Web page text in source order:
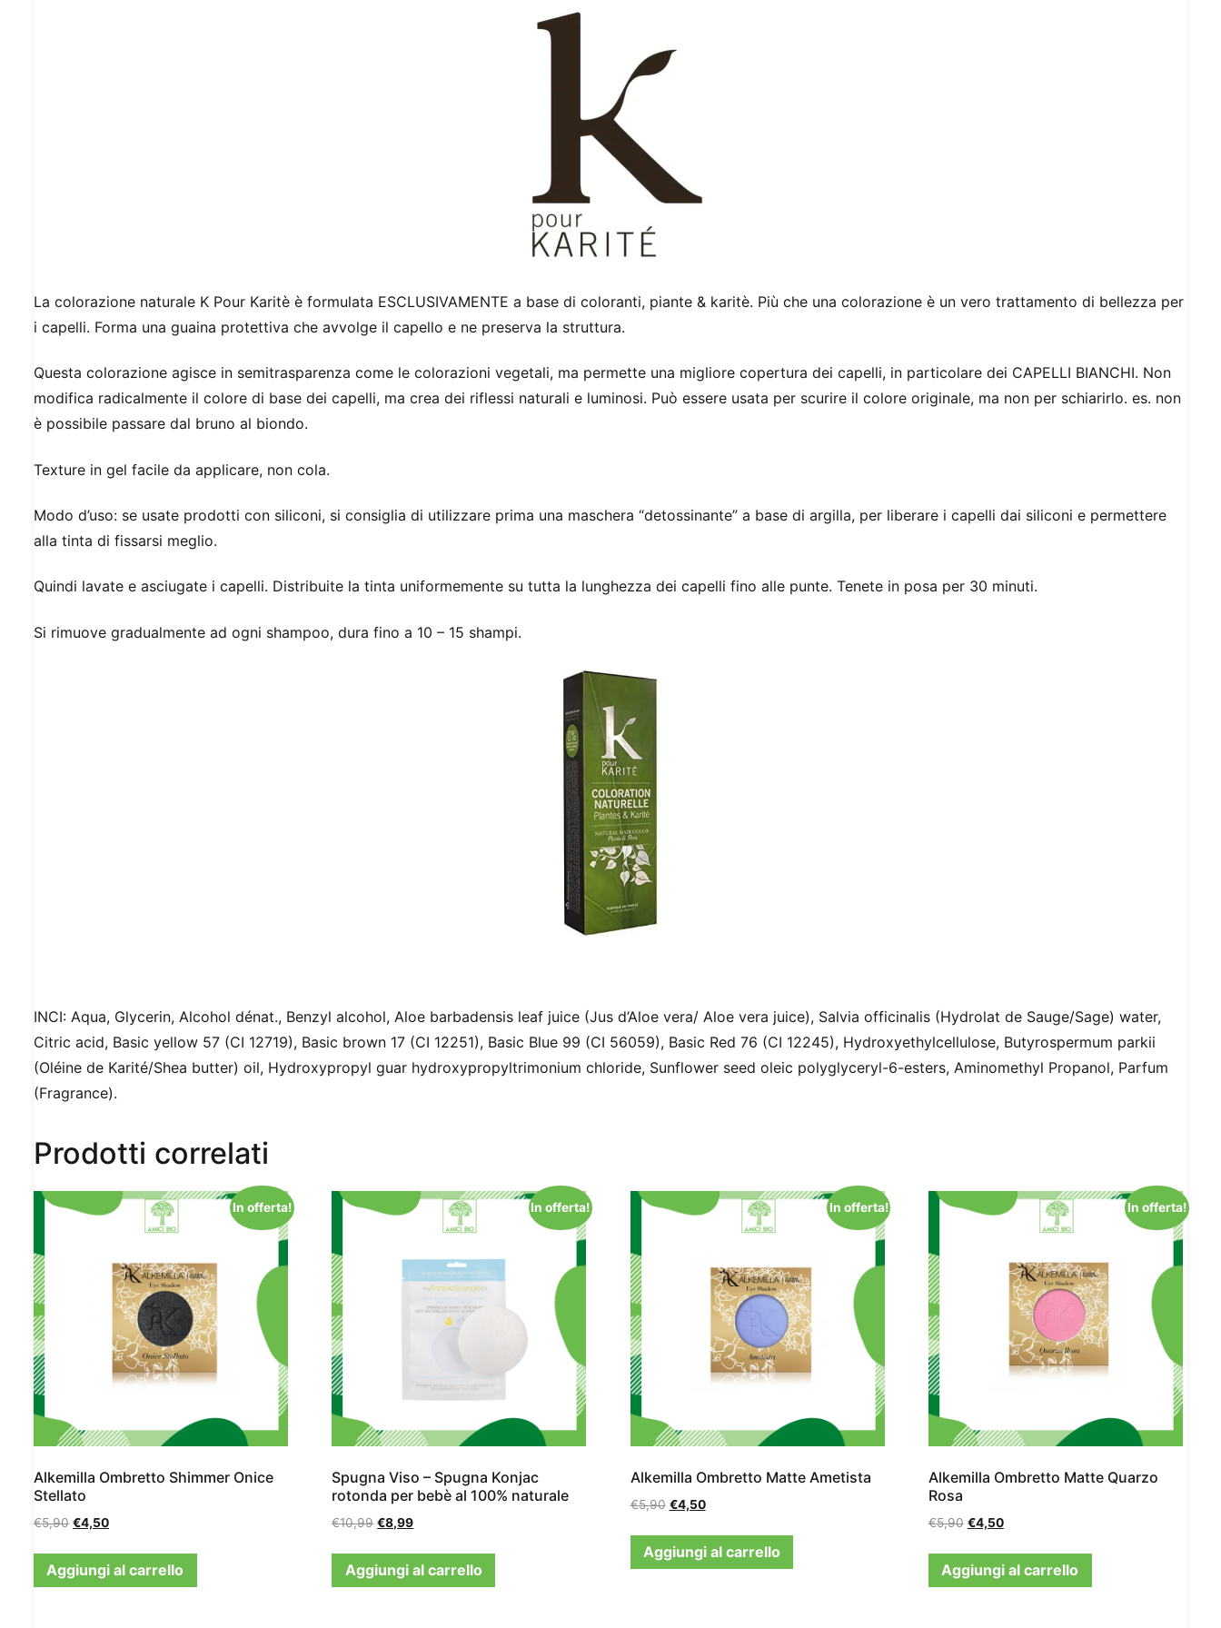
La colorazione naturale K Pour Karitè è formulata ESCLUSIVAMENTE a base di coloranti, piante & karitè. Più che una colorazione è un vero trattamento di bellezza per
i capelli. Forma una guaina protettiva che avvolge il capello e ne preserva la struttura.
Questa colorazione agisce in semitrasparenza come le colorazioni vegetali, ma permette una migliore copertura dei capelli, in particolare dei CAPELLI BIANCHI. Non
modifica radicalmente il colore di base dei capelli, ma crea dei riflessi naturali e luminosi. Può essere usata per scurire il colore originale, ma non per schiarirlo. es. non
è possibile passare dal bruno al biondo.
Texture in gel facile da applicare, non cola.
Modo d’uso: se usate prodotti con siliconi, si consiglia di utilizzare prima una maschera “detossinante” a base di argilla, per liberare i capelli dai siliconi e permettere
alla tinta di fissarsi meglio.
Quindi lavate e asciugate i capelli. Distribuite la tinta uniformemente su tutta la lunghezza dei capelli fino alle punte. Tenete in posa per 30 minuti.
Si rimuove gradualmente ad ogni shampoo, dura fino a 10 – 15 shampi.
INCI: Aqua, Glycerin, Alcohol dénat., Benzyl alcohol, Aloe barbadensis leaf juice (Jus d’Aloe vera/ Aloe vera juice), Salvia officinalis (Hydrolat de Sauge/Sage) water,
Citric acid, Basic yellow 57 (CI 12719), Basic brown 17 (CI 12251), Basic Blue 99 (CI 56059), Basic Red 76 (CI 12245), Hydroxyethylcellulose, Butyrospermum parkii
(Oléine de Karité/Shea butter) oil, Hydroxypropyl guar hydroxypropyltrimonium chloride, Sunflower seed oleic polyglyceryl-6-esters, Aminomethyl Propanol, Parfum
(Fragrance).
Prodotti correlati
In offerta!
Alkemilla Ombretto Shimmer Onice
Stellato
€5,90 €4,50
Aggiungi al carrello
In offerta!
Spugna Viso – Spugna Konjac
rotonda per bebè al 100% naturale
€10,99 €8,99
Aggiungi al carrello
In offerta!
Alkemilla Ombretto Matte Ametista
€5,90 €4,50
Aggiungi al carrello
In offerta!
Alkemilla Ombretto Matte Quarzo
Rosa
€5,90 €4,50
Aggiungi al carrello